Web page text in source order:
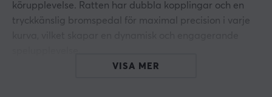
körupplevelse. Ratten har dubbla kopplingar och en
tryckkänslig bromspedal för maximal precision i varje
VISA MER